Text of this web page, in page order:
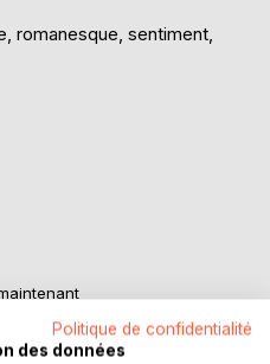
romanesque, sentiment,
Politique de confidentialité
des données